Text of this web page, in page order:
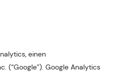
einen
(“Google”). Google Analytics